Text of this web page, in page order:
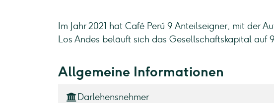
Im Jahr 2021 hat Café Perú 9 Anteilseigner, mit der
Los Andes beläuft sich das Gesellschaftskapital auf
Allgemeine Informationen
Darlehensnehmer